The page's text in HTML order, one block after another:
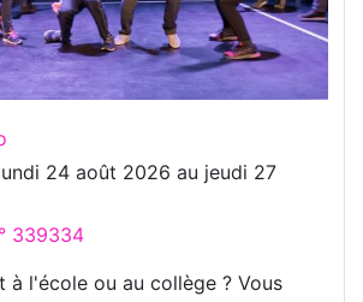
24 août 2026 au jeudi 27
339334
à l'école ou au collège ? Vous